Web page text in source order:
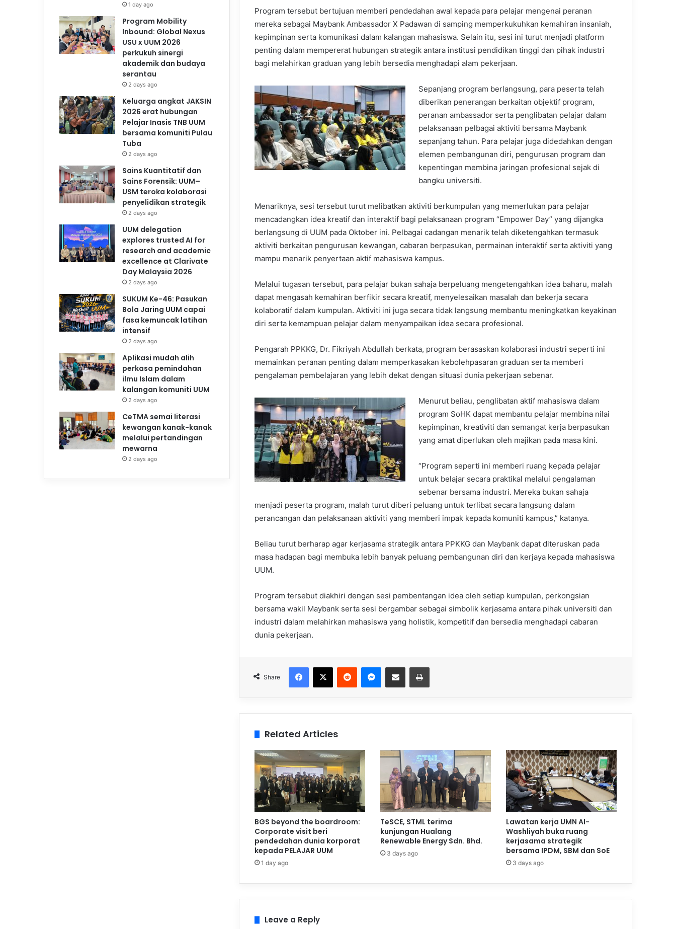
Program tersebut bertujuan memberi pendedahan awal kepada para pelajar mengenai peranan
mereka sebagai Maybank Ambassador X Padawan di samping memperkukuhkan kemahiran insaniah,
kepimpinan serta komunikasi dalam kalangan mahasiswa. Selain itu, sesi ini turut menjadi platform
penting dalam mempererat hubungan strategik antara institusi pendidikan tinggi dan pihak industri
bagi melahirkan graduan yang lebih bersedia menghadapi alam pekerjaan.
Sepanjang program berlangsung, para peserta telah
diberikan penerangan berkaitan objektif program,
peranan ambassador serta penglibatan pelajar dalam
pelaksanaan pelbagai aktiviti bersama Maybank
sepanjang tahun. Para pelajar juga didedahkan dengan
elemen pembangunan diri, pengurusan program dan
kepentingan membina jaringan profesional sejak di
bangku universiti.
Menariknya, sesi tersebut turut melibatkan aktiviti berkumpulan yang memerlukan para pelajar
mencadangkan idea kreatif dan interaktif bagi pelaksanaan program “Empower Day” yang dijangka
berlangsung di UUM pada Oktober ini. Pelbagai cadangan menarik telah diketengahkan termasuk
aktiviti berkaitan pengurusan kewangan, cabaran berpasukan, permainan interaktif serta aktiviti yang
mampu menarik penyertaan aktif mahasiswa kampus.
Melalui tugasan tersebut, para pelajar bukan sahaja berpeluang mengetengahkan idea baharu, malah
dapat mengasah kemahiran berfikir secara kreatif, menyelesaikan masalah dan bekerja secara
kolaboratif dalam kumpulan. Aktiviti ini juga secara tidak langsung membantu meningkatkan keyakinan
diri serta kemampuan pelajar dalam menyampaikan idea secara profesional.
Pengarah PPKKG, Dr. Fikriyah Abdullah berkata, program berasaskan kolaborasi industri seperti ini
memainkan peranan penting dalam memperkasakan kebolehpasaran graduan serta memberi
pengalaman pembelajaran yang lebih dekat dengan situasi dunia pekerjaan sebenar.
Menurut beliau, penglibatan aktif mahasiswa dalam
program SoHK dapat membantu pelajar membina nilai
kepimpinan, kreativiti dan semangat kerja berpasukan
yang amat diperlukan oleh majikan pada masa kini.
“Program seperti ini memberi ruang kepada pelajar
untuk belajar secara praktikal melalui pengalaman
sebenar bersama industri. Mereka bukan sahaja
menjadi peserta program, malah turut diberi peluang untuk terlibat secara langsung dalam
perancangan dan pelaksanaan aktiviti yang memberi impak kepada komuniti kampus,” katanya.
Beliau turut berharap agar kerjasama strategik antara PPKKG dan Maybank dapat diteruskan pada
masa hadapan bagi membuka lebih banyak peluang pembangunan diri dan kerjaya kepada mahasiswa
UUM.
Program tersebut diakhiri dengan sesi pembentangan idea oleh setiap kumpulan, perkongsian
bersama wakil Maybank serta sesi bergambar sebagai simbolik kerjasama antara pihak universiti dan
industri dalam melahirkan mahasiswa yang holistik, kompetitif dan bersedia menghadapi cabaran
dunia pekerjaan.
Share
Related Articles
BGS beyond the boardroom:
Corporate visit beri
pendedahan dunia korporat
kepada PELAJAR UUM
1 day ago
TeSCE, STML terima
kunjungan Hualang
Renewable Energy Sdn. Bhd.
3 days ago
Lawatan kerja UMN Al-
Washliyah buka ruang
kerjasama strategik
bersama IPDM, SBM dan SoE
3 days ago
Leave a Reply
1 day ago
Program Mobility
Inbound: Global Nexus
USU x UUM 2026
perkukuh sinergi
akademik dan budaya
serantau
2 days ago
Keluarga angkat JAKSIN
2026 erat hubungan
Pelajar Inasis TNB UUM
bersama komuniti Pulau
Tuba
2 days ago
Sains Kuantitatif dan
Sains Forensik: UUM–
USM teroka kolaborasi
penyelidikan strategik
2 days ago
UUM delegation
explores trusted AI for
research and academic
excellence at Clarivate
Day Malaysia 2026
2 days ago
SUKUM Ke-46: Pasukan
Bola Jaring UUM capai
fasa kemuncak latihan
intensif
2 days ago
Aplikasi mudah alih
perkasa pemindahan
ilmu Islam dalam
kalangan komuniti UUM
2 days ago
CeTMA semai literasi
kewangan kanak-kanak
melalui pertandingan
mewarna
2 days ago